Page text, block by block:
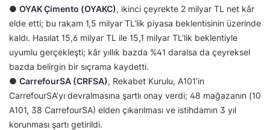
● OYAK Çimento (OYAKC), ikinci çeyrekte 2 milyar TL net kâr
elde etti; bu rakam 1,5 milyar TL’lik piyasa beklentisinin üzerinde
kaldı. Hasılat 15,6 milyar TL ile 15,1 milyar TL’lik beklentiyle
uyumlu gerçekleşti; kâr yıllık bazda %41 daralsa da çeyreksel
bazda belirgin bir sıçrama kaydetti.
● CarrefourSA (CRFSA), Rekabet Kurulu, A101’in
CarrefourSA’yı devralmasına şartlı onay verdi; 48 mağazanın (10
A101, 38 CarrefourSA) elden çıkarılması ve istihdamın 3 yıl
korunması şartı getirildi.